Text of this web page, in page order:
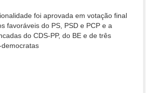
foi aprovada em votação final
favoráveis do PS, PSD e PCP e a
do CDS-PP, do BE e de três